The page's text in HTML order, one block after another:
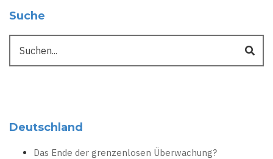
Suche
Deutschland
Das Ende der grenzenlosen Überwachung?